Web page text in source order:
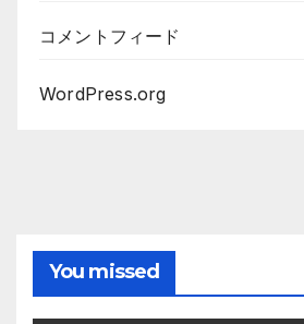
コメントフィード
WordPress.org
You missed